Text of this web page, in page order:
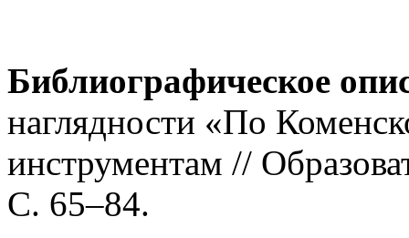
Библиографическое
наглядности «По
инструментам //
С. 65–84.